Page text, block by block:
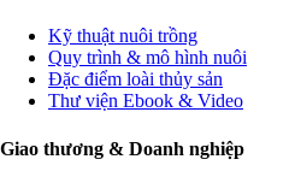
Kỹ thuật nuôi trồng
Quy trình & mô hình nuôi
Đặc điểm loài thủy sản
Thư viện Ebook & Video
Giao thương & Doanh nghiệp